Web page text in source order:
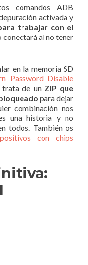
comandos ADB
activada y
trabajar con el
conectará al no tener
en la memoria SD
Password Disable
trata de un ZIP que
para dejar
combinación nos
una historia y no
todos. También os
con chips